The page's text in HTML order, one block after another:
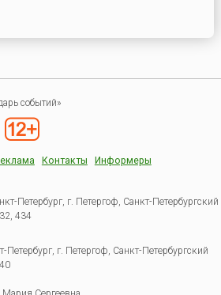
событий»
Контакты Информеры
Петербург, г. Петергоф, Санкт-Петербургский
434
г. Петергоф, Санкт-Петербургский